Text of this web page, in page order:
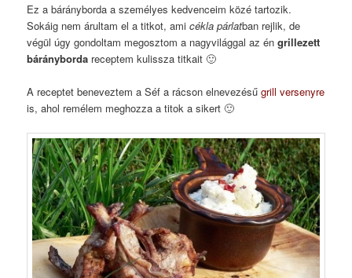
Ez a bárányborda a személyes kedvenceim közé tartozik.
Sokáig nem árultam el a titkot, amicékla párlatban rejlik, de
végül úgy gondoltam megosztom a nagyvilággal az éngrillezett
bárányborda receptem kulissza titkait 🙂
A receptet beneveztem a Séf a rácson elnevezésűgrill versenyre
is, ahol remélem meghozza a titok a sikert 🙂